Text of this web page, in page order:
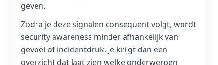
geven.
Zodra je deze signalen consequent volgt, wordt
security awareness minder afhankelijk van
gevoel of incidentdruk. Je krijgt dan een
overzicht dat laat zien welke onderwerpen